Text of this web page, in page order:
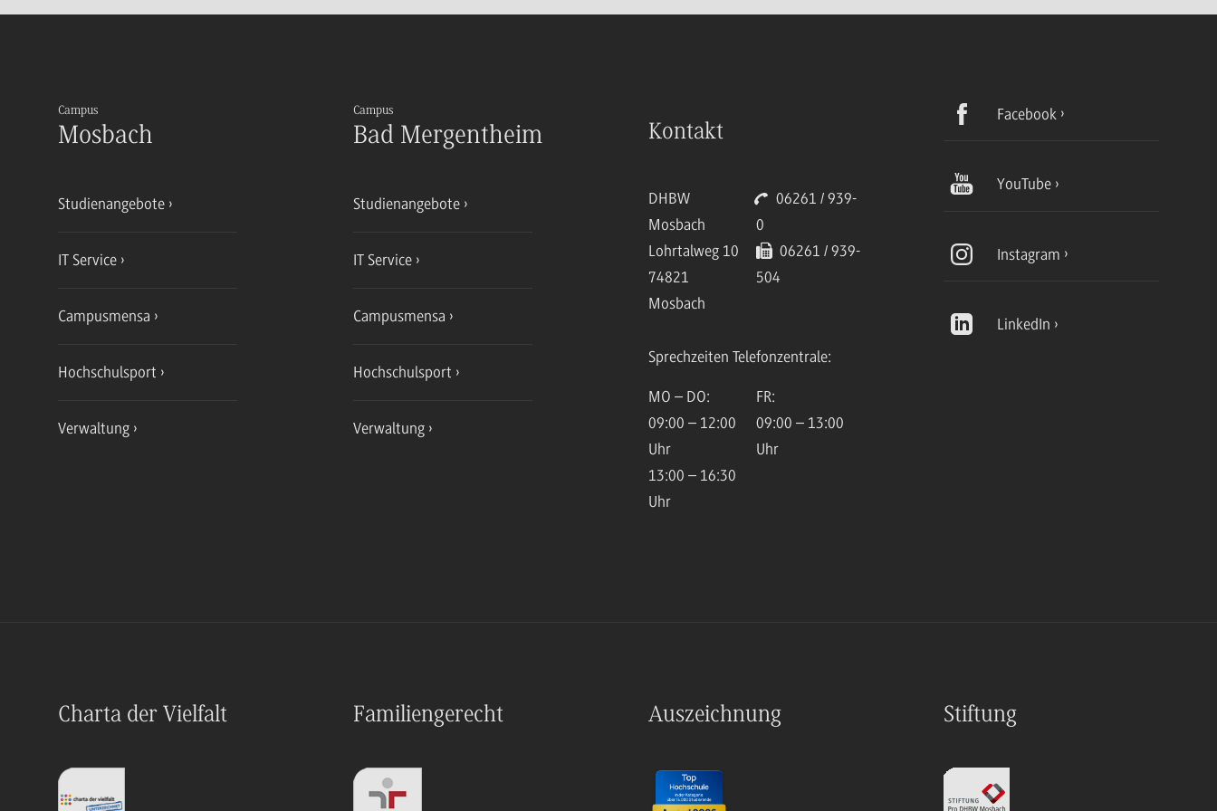
Campus
Mosbach
Studienangebote
IT Service
Campusmensa
Hochschulsport
Verwaltung
Campus
Bad Mergentheim
Studienangebote
IT Service
Campusmensa
Hochschulsport
Verwaltung
Kontakt
DHBW
Mosbach
Lohrtalweg 10
74821
Mosbach
06261 / 939-
0
06261 / 939-
504
Sprechzeiten Telefonzentrale:
MO – DO:
09:00 – 12:00
Uhr
13:00 – 16:30
Uhr
FR:
09:00 – 13:00
Uhr
Facebook
YouTube
Instagram
LinkedIn
Charta der Vielfalt Familiengerecht Auszeichnung Stiftung